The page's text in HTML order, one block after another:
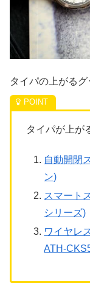
タイパの上がるグ
タイパが上が
自動開閉
ン)
スマート
シリーズ)
ワイヤレ
ATH-